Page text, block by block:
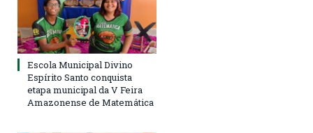
Escola Municipal Divino
Espírito Santo conquista
etapa municipal da V Feira
Amazonense de Matemática